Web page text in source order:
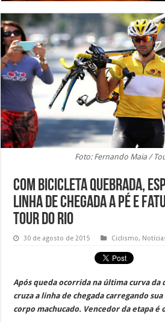
Foto: Fernando Maia /
Com bicicleta quebrada,
linha de chegada a pé e
Tour do Rio
30 de agosto de 2015 Ciclismo,
Após queda ocorrida na última curva da
cruza a linha de chegada carregando
corpo machucado. Vencedor da etapa é